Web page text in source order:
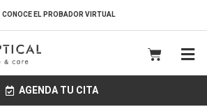
CONOCE EL PROBADOR VIRTUAL
CART
AGENDA TU CITA